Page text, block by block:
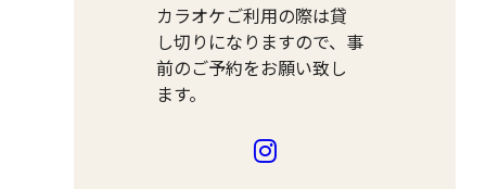
カラオケご利用の際は貸
し切りになりますので、事
前のご予約をお願い致し
ます。